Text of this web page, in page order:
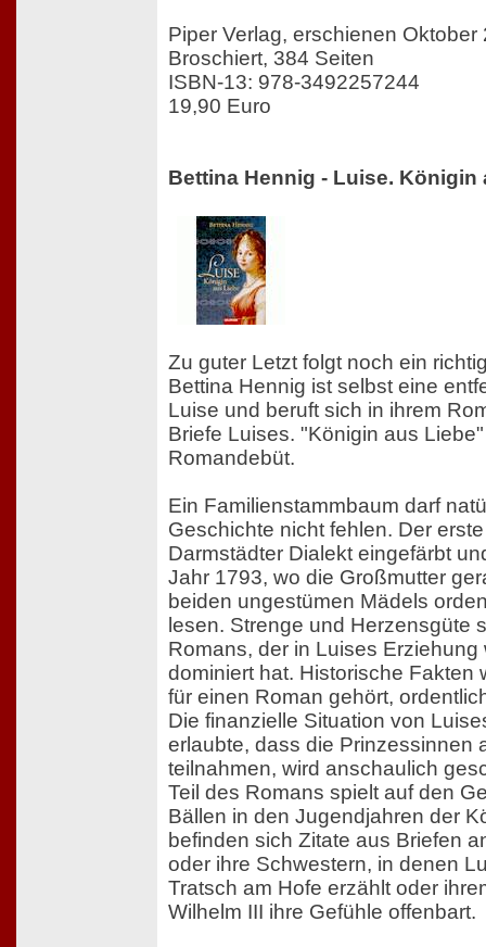
Piper Verlag, erschienen Oktober
Broschiert, 384 Seiten
ISBN-13: 978-3492257244
19,90 Euro
Bettina Hennig - Luise. Königin
Zu guter Letzt folgt noch ein
Bettina Hennig ist selbst eine
Luise und beruft sich in ihrem
Briefe Luises. "Königin aus
Romandebüt.
Ein Familienstammbaum darf
Geschichte nicht fehlen. Der
Darmstädter Dialekt eingefärbt
Jahr 1793, wo die Großmutter
beiden ungestümen Mädels
lesen. Strenge und Herzensgüte
Romans, der in Luises
dominiert hat. Historische Fakten
für einen Roman gehört,
Die finanzielle Situation von
erlaubte, dass die Prinzessinnen
teilnahmen, wird anschaulich
Teil des Romans spielt auf den
Bällen in den Jugendjahren der
befinden sich Zitate aus Briefen
oder ihre Schwestern, in denen
Tratsch am Hofe erzählt oder
Wilhelm III ihre Gefühle offenbart.